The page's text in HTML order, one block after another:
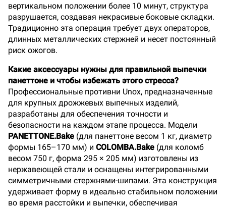
вертикальном положении более 10 минут, структура
разрушается, создавая некрасивые боковые складки.
Традиционно эта операция требует двух операторов,
длинных металлических стержней и несет постоянный
риск ожогов.
Какие аксессуары нужны для правильной выпечки
панеттоне и чтобы избежать этого стресса?
Профессиональные противни Unox, предназначенные
для крупных дрожжевых выпечных изделий,
разработаны для обеспечения точности и
безопасности на каждом этапе процесса. Модели
PANETTONE.Bake (для панеттоне весом 1 кг, диаметр
формы 165–170 мм) и COLOMBA.Bake (для коломб
весом 750 г, форма 295 × 205 мм) изготовлены из
нержавеющей стали и оснащены интегрированными
симметричными стержнями-шипами. Эта конструкция
удерживает форму в идеально стабильном положении
во время расстойки и выпечки, обеспечивая